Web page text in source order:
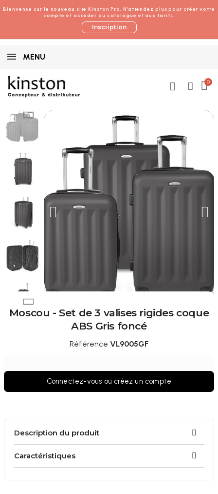
Bienvenue sur le nouveau site Kinston Pro. N’attendez plus pour créer votre
compte et accéder au catalogue et aux tarifs.
Inscription
MENU
Moscou - Set de 3 valises rigides coque
ABS Gris foncé
Référence VL9005GF
Connectez-vous ou créez un compte
Description du produit
Caractéristiques